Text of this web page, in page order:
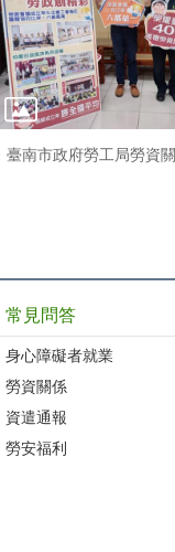
臺南市政府勞工局勞資
常見問答
身心障礙者就業
勞資關係
資遣通報
勞安福利